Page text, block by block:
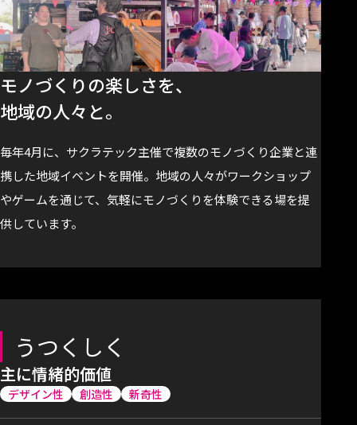
モノづくりの楽しさを、
地域の人々と。
毎年4月に、サクラテック主催で複数のモノづくり企業と連
携した地域イベントを開催。地域の人々がワークショップ
やゲームを通じて、気軽にモノづくりを体験できる場を提
供しています。
うつくしく
主に情緒的価値
デザイン性 創造性 新奇性